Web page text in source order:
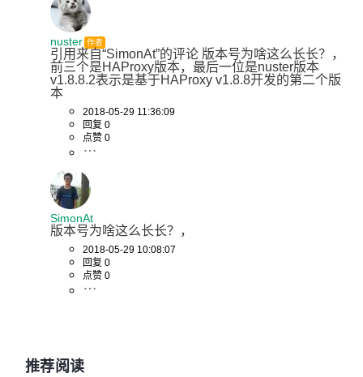
nuster 作者
引用来自“SimonAt”的评论 版本号为啥这么长长？，
前三个是HAProxy版本，最后一位是nuster版本
v1.8.8.2表示是基于HAProxy v1.8.8开发的第二个版
本
2018-05-29 11:36:09
回复 0
点赞 0
SimonAt
版本号为啥这么长长？，
2018-05-29 10:08:07
回复 0
点赞 0
推荐阅读